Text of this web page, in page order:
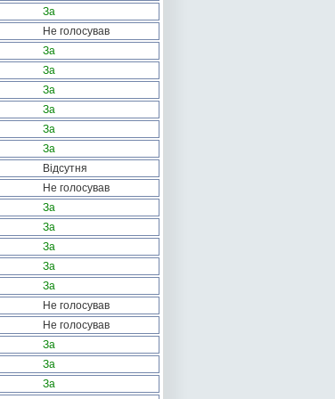
За
Не голосував
За
За
За
За
За
За
Відсутня
Не голосував
За
За
За
За
За
Не голосував
Не голосував
За
За
За